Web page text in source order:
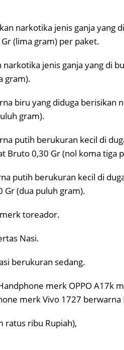
narkotika jenis ganja yang
(lima gram) per paket.
jenis ganja yang di
gram).
biru yang diduga berisikan
gram).
putih berukuran kecil di
Bruto 0,30 Gr (nol koma tiga
putih berukuran kecil di
Gr (dua puluh gram).
toreador.
Nasi.
berukuran sedang.
merk OPPO A17k
merk Vivo 1727 berwarna
ratus ribu Rupiah),